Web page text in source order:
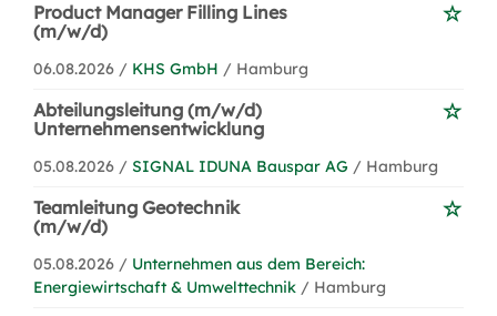
Product Manager Filling Lines
(m/w/d)
06.08.2026 / KHS GmbH / Hamburg
Abteilungsleitung (m/w/d)
Unternehmensentwicklung
05.08.2026 / SIGNAL IDUNA Bauspar AG / Hamburg
Teamleitung Geotechnik
(m/w/d)
05.08.2026 / Unternehmen aus dem Bereich:
Energiewirtschaft & Umwelttechnik / Hamburg